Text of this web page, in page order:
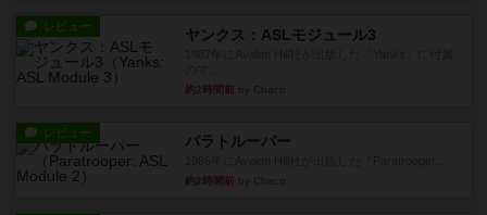
レビュー ヤンクス：ASLモジュール3
約2時間前
レビュー パラトルーパー
約2時間前